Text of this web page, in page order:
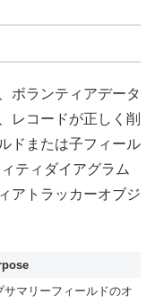
ボランティアデータ
レコードが正しく削
ドまたは子フィール
ティダイアグラム
アトラッカーオブジ
マリーフィールドのオ